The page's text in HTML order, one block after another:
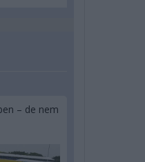
– de nem